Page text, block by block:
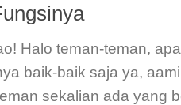
Halo teman-teman,
baik-baik saja ya,
sekalian ada yang